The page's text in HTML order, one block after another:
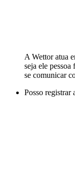
A Wettor atua
seja ele
se comunicar
Posso registrar